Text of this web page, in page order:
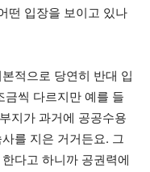
떤 입장을 보이고 있나
적으로 당연히 반대 입
금씩 다르지만 예를 들
지가 과거에 공공수용
를 지은 거거든요. 그
다고 하니까 공권력에